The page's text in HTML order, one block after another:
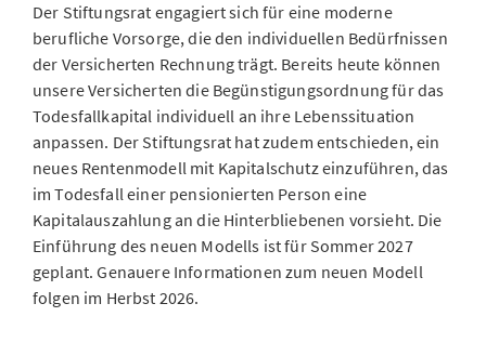
Der Stiftungsrat engagiert sich für eine moderne
berufliche Vorsorge, die den individuellen Bedürfnissen
der Versicherten Rechnung trägt. Bereits heute können
unsere Versicherten die Begünstigungsordnung für das
Todesfallkapital individuell an ihre Lebenssituation
anpassen. Der Stiftungsrat hat zudem entschieden, ein
neues Rentenmodell mit Kapitalschutz einzuführen, das
im Todesfall einer pensionierten Person eine
Kapitalauszahlung an die Hinterbliebenen vorsieht. Die
Einführung des neuen Modells ist für Sommer 2027
geplant. Genauere Informationen zum neuen Modell
folgen im Herbst 2026.